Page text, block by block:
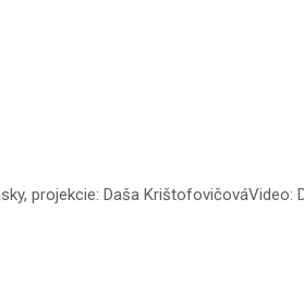
projekcie: Daša KrištofovičováVideo: